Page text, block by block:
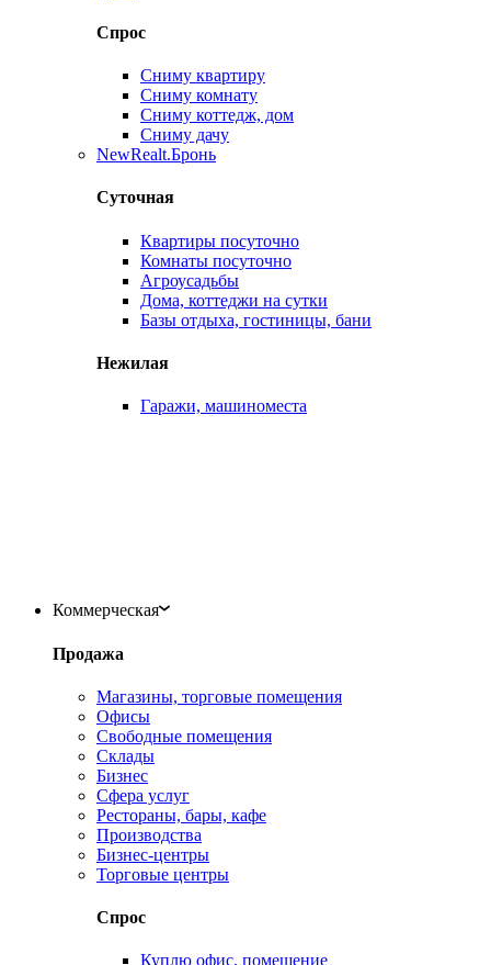
Спрос
Сниму квартиру
Сниму комнату
Сниму коттедж, дом
Сниму дачу
NewRealt.Бронь
Суточная
Квартиры посуточно
Комнаты посуточно
Агроусадьбы
Дома, коттеджи на сутки
Базы отдыха, гостиницы, бани
Нежилая
Гаражи, машиноместа
Коммерческая
Продажа
Магазины, торговые помещения
Офисы
Свободные помещения
Склады
Бизнес
Сфера услуг
Рестораны, бары, кафе
Производства
Бизнес-центры
Торговые центры
Спрос
Куплю офис, помещение